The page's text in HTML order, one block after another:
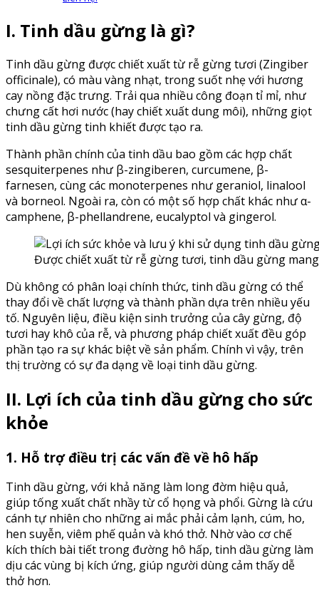
I. Tinh dầu gừng là gì?
Tinh dầu gừng được chiết xuất từ rễ gừng tươi (Zingiber
officinale), có màu vàng nhạt, trong suốt nhẹ với hương
cay nồng đặc trưng. Trải qua nhiều công đoạn tỉ mỉ, như
chưng cất hơi nước (hay chiết xuất dung môi), những giọt
tinh dầu gừng tinh khiết được tạo ra.
Thành phần chính của tinh dầu bao gồm các hợp chất
sesquiterpenes như β-zingiberen, curcumene, β-
farnesen, cùng các monoterpenes như geraniol, linalool
và borneol. Ngoài ra, còn có một số hợp chất khác như α-
camphene, β-phellandrene, eucalyptol và gingerol.
Được chiết xuất từ rễ gừng tươi, tinh dầu gừng
Dù không có phân loại chính thức, tinh dầu gừng có thể
thay đổi về chất lượng và thành phần dựa trên nhiều yếu
tố. Nguyên liệu, điều kiện sinh trưởng của cây gừng, độ
tươi hay khô của rễ, và phương pháp chiết xuất đều góp
phần tạo ra sự khác biệt về sản phẩm. Chính vì vậy, trên
thị trường có sự đa dạng về loại tinh dầu gừng.
II. Lợi ích của tinh dầu gừng cho sức
khỏe
1. Hỗ trợ điều trị các vấn đề về hô hấp
Tinh dầu gừng, với khả năng làm long đờm hiệu quả,
giúp tống xuất chất nhầy từ cổ họng và phổi. Gừng là cứu
cánh tự nhiên cho những ai mắc phải cảm lạnh, cúm, ho,
hen suyễn, viêm phế quản và khó thở. Nhờ vào cơ chế
kích thích bài tiết trong đường hô hấp, tinh dầu gừng làm
dịu các vùng bị kích ứng, giúp người dùng cảm thấy dễ
thở hơn.